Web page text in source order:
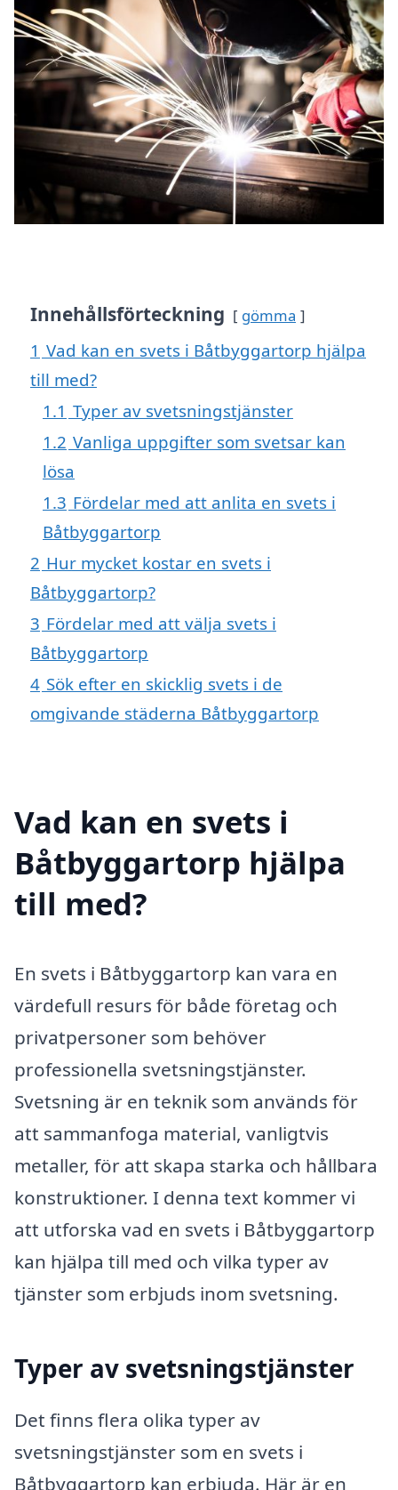
Innehållsförteckning gömma
1 Vad kan en svets i Båtbyggartorp hjälpa
till med?
1.1 Typer av svetsningstjänster
1.2 Vanliga uppgifter som svetsar kan
lösa
1.3 Fördelar med att anlita en svets i
Båtbyggartorp
2 Hur mycket kostar en svets i
Båtbyggartorp?
3 Fördelar med att välja svets i
Båtbyggartorp
4 Sök efter en skicklig svets i de
omgivande städerna Båtbyggartorp
Vad kan en svets i
Båtbyggartorp hjälpa
till med?
En svets i Båtbyggartorp kan vara en
värdefull resurs för både företag och
privatpersoner som behöver
professionella svetsningstjänster.
Svetsning är en teknik som används för
att sammanfoga material, vanligtvis
metaller, för att skapa starka och hållbara
konstruktioner. I denna text kommer vi
att utforska vad en svets i Båtbyggartorp
kan hjälpa till med och vilka typer av
tjänster som erbjuds inom svetsning.
Typer av svetsningstjänster
Det finns flera olika typer av
svetsningstjänster som en svets i
Båtbyggartorp kan erbjuda. Här är en